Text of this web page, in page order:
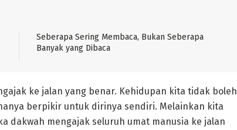
Seberapa Sering Membaca, Bukan Seberapa
Banyak yang Dibaca
ke jalan yang benar. Kehidupan kita tidak boleh
berpikir untuk dirinya sendiri. Melainkan kita
dakwah mengajak seluruh umat manusia ke jalan